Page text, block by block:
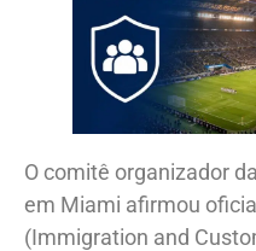
O comitê organizador
em Miami afirmou
(Immigration and